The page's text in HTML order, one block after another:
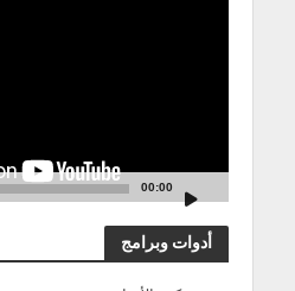
00:00
أدوات وبرامج